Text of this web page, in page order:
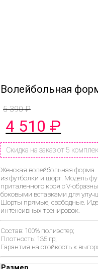
Волейбольная
5 390₽
Первоначальная
цена
составляла
5
390 ₽.
4 510 ₽цена:
4
510 ₽.
Скидка на заказ от 5
Женская волейбольная
из футболки и шорт. Модель
приталенного кроя с V-
боковыми вставками для
Шорты прямые, свободные.
интенсивных тренировок.
Состав: 100% полиэстер;
Плотность: 135 гр;
Гарантия на стойкость к